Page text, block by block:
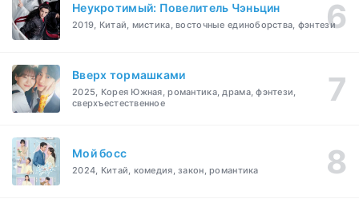
Неукротимый: Повелитель Чэньцин
2019, Китай, мистика, восточные единоборства, фэнтези
Вверх тормашками
2025, Корея Южная, романтика, драма, фэнтези,
сверхъестественное
Мой босс
2024, Китай, комедия, закон, романтика